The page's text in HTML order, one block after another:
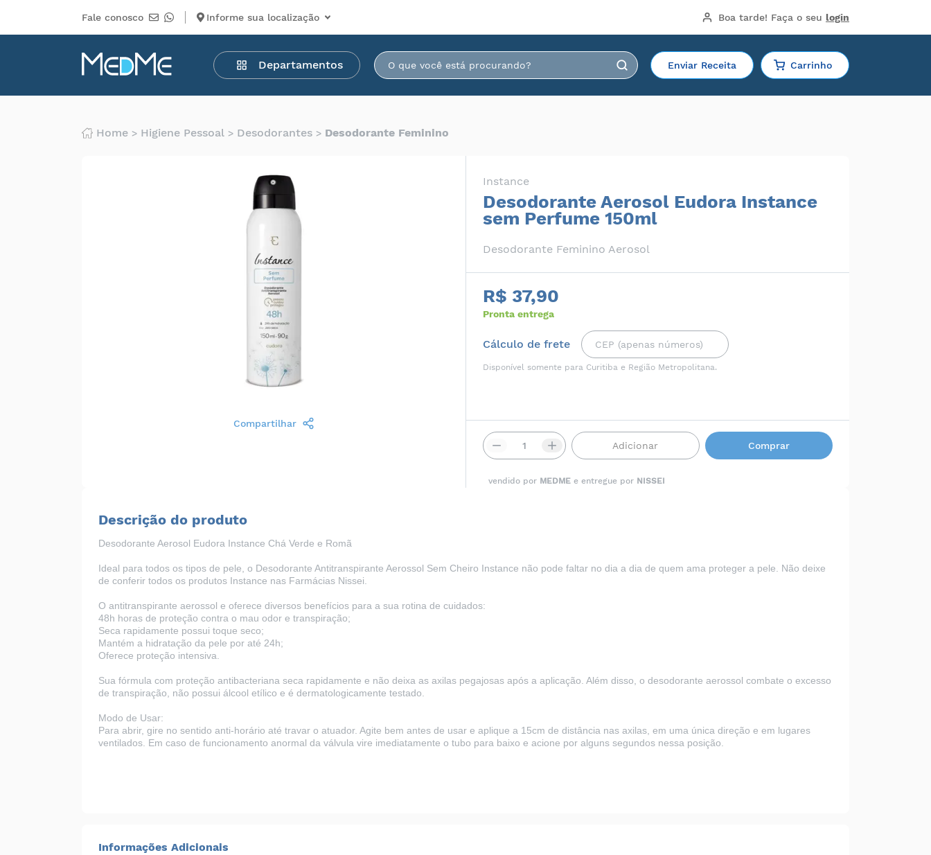
Fale conosco Informe sua localização Boa tarde! Faça o seu login
Departamentos Enviar Receita Carrinho
Departamentos
Medicamentos
Higiene
Home Higiene Pessoal Desodorantes Desodorante Feminino
Compartilhar
Instance
Desodorante Aerosol Eudora Instance
sem Perfume 150ml
Desodorante Feminino Aerosol
R$ 37,90
Pronta entrega
Cálculo de frete
Disponível somente para Curitiba e Região Metropolitana.
Adicionar Comprar
vendido por MEDME e entregue por NISSEI
Descrição do produto
Desodorante Aerosol Eudora Instance Chá Verde e Romã
Ideal para todos os tipos de pele, o Desodorante Antitranspirante Aerossol Sem Cheiro Instance não pode faltar no dia a dia de quem ama proteger a pele. Não deixe
de conferir todos os produtos Instance nas Farmácias Nissei.
O antitranspirante aerossol e oferece diversos benefícios para a sua rotina de cuidados:
48h horas de proteção contra o mau odor e transpiração;
Seca rapidamente possui toque seco;
Mantém a hidratação da pele por até 24h;
Oferece proteção intensiva.
Sua fórmula com proteção antibacteriana seca rapidamente e não deixa as axilas pegajosas após a aplicação. Além disso, o desodorante aerossol combate o excesso
de transpiração, não possui álcool etílico e é dermatologicamente testado.
Modo de Usar:
Para abrir, gire no sentido anti-horário até travar o atuador. Agite bem antes de usar e aplique a 15cm de distância nas axilas, em uma única direção e em lugares
ventilados. Em caso de funcionamento anormal da válvula vire imediatamente o tubo para baixo e acione por alguns segundos nessa posição.
Informações Adicionais